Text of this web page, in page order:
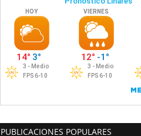
PUBLICACIONES POPULARES